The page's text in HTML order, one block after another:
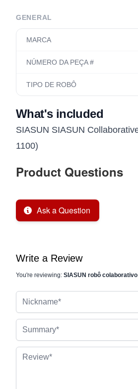
GENERAL
MARCA
NÚMERO DA PEÇA #
TIPO DE ROBÔ
What's included
SIASUN SIASUN
1100)
Product Questions
Ask a Question
Write a Review
You're reviewing: SIASUN robô
Review